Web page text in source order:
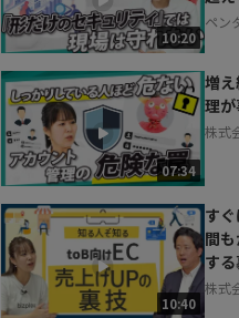
10:20
ペン
07:34
増
理
株式
10:40
す
間
す
株式